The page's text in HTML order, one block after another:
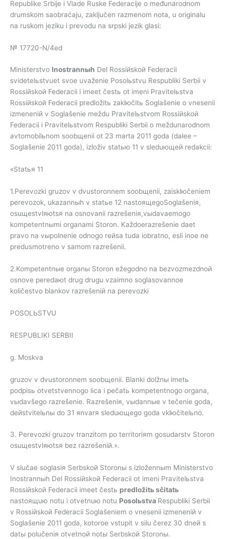
Republike Srbije i Vlade Ruske Federacije o međunarodnom
drumskom saobraćaju, zaključen razmenom nota, u originalu
na ruskom jeziku i prevodu na srpski jezik glasi:
№ 17720-N/4ed
Ministerstvo Inostrannыh Del Rossiйskoй Federacii
svidetelьstvuet svoe uvaženie Posolьstvu Respubliki Serbii v
Rossiйskoй Federacii i imeet čestь ot imeni Pravitelьstva
Rossiйskoй Federacii predložitь zaklюčitь Soglašenie o vnesenii
izmeneniй v Soglašenie meždu Pravitelьstvom Rossiйskoй
Federacii i Pravitelьstvom Respubliki Serbii o meždunarodnom
avtomobilьnom soobщenii ot 23 marta 2011 goda (dalee –
Soglašenie 2011 goda), izloživ statью 11 v sleduющeй redakcii:
«Statья 11
1.Perevozki gruzov v dvustoronnem soobщenii, zaisklюčeniem
perevozok, ukazannыh v statьe 12 nastoящegoSoglašeniя,
osuщestvlяюtsя na osnovanii razrešeniя,vыdavaemogo
kompetentnыmi organami Storon. Každoerazrešenie daet
pravo na vыpolnenie odnogo reйsa tuda iobratno, esli inoe ne
predusmotreno v samom razrešenii.
2.Kompetentnыe organы Storon ežegodno na bezvozmezdnoй
osnove peredaюt drug drugu vzaimno soglasovannoe
količestvo blankov razrešeniй na perevozki
POSOLЬSTVU
RESPUBLIKI SERBII
g. Moskva
gruzov v dvustoronnem soobщenii. Blanki dolžnы imetь
podpisь otvetstvennogo lica i pečatь kompetentnogo organa,
vыdavšego razrešenie. Razrešeniя, vыdannыe v tečenie goda,
deйstvitelьnы do 31 яnvarя sleduющego goda vklюčitelьno.
3. Perevozki gruzov tranzitom po territoriяm gosudarstv Storon
osuщestvlяюtsя bez razrešeniй.».
V slučae soglasiя Serbskoй Storonы s izložennыm Ministerstvo
Inostrannыh Del Rossiйskoй Federacii ot imeni Pravitelьstva
Rossiйskoй Federacii imeet čestь predložitьsčitatь
nastoящuю notu i otvetnuю notu Posolьstva Respubliki Serbii
v Rossiйskoй Federacii Soglašeniem o vnesenii izmeneniй v
Soglašenie 2011 goda, kotoroe vstupit v silu čerez 30 dneй s
datы polučeniя otvetnoй notы Serbskoй Storonы.